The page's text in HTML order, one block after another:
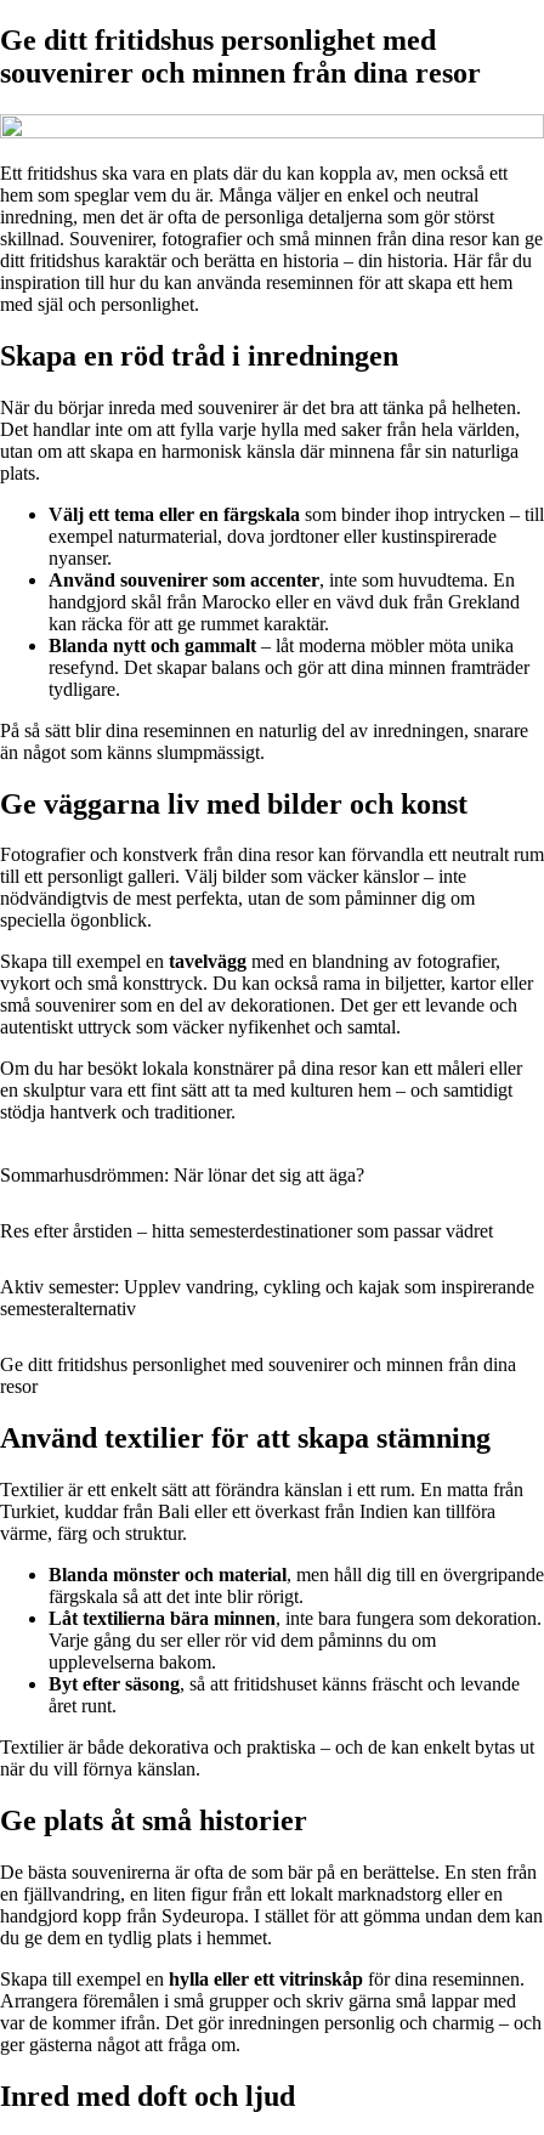
Ge ditt fritidshus personlighet med
souvenirer och minnen från dina resor
Ett fritidshus ska vara en plats där du kan koppla av, men också ett
hem som speglar vem du är. Många väljer en enkel och neutral
inredning, men det är ofta de personliga detaljerna som gör störst
skillnad. Souvenirer, fotografier och små minnen från dina resor kan ge
ditt fritidshus karaktär och berätta en historia – din historia. Här får du
inspiration till hur du kan använda reseminnen för att skapa ett hem
med själ och personlighet.
Skapa en röd tråd i inredningen
När du börjar inreda med souvenirer är det bra att tänka på helheten.
Det handlar inte om att fylla varje hylla med saker från hela världen,
utan om att skapa en harmonisk känsla där minnena får sin naturliga
plats.
Välj ett tema eller en färgskala som binder ihop intrycken – till
exempel naturmaterial, dova jordtoner eller kustinspirerade
nyanser.
Använd souvenirer som accenter, inte som huvudtema. En
handgjord skål från Marocko eller en vävd duk från Grekland
kan räcka för att ge rummet karaktär.
Blanda nytt och gammalt – låt moderna möbler möta unika
resefynd. Det skapar balans och gör att dina minnen framträder
tydligare.
På så sätt blir dina reseminnen en naturlig del av inredningen, snarare
än något som känns slumpmässigt.
Ge väggarna liv med bilder och konst
Fotografier och konstverk från dina resor kan förvandla ett neutralt rum
till ett personligt galleri. Välj bilder som väcker känslor – inte
nödvändigtvis de mest perfekta, utan de som påminner dig om
speciella ögonblick.
Skapa till exempel en tavelvägg med en blandning av fotografier,
vykort och små konsttryck. Du kan också rama in biljetter, kartor eller
små souvenirer som en del av dekorationen. Det ger ett levande och
autentiskt uttryck som väcker nyfikenhet och samtal.
Om du har besökt lokala konstnärer på dina resor kan ett måleri eller
en skulptur vara ett fint sätt att ta med kulturen hem – och samtidigt
stödja hantverk och traditioner.
Sommarhusdrömmen: När lönar det sig att äga?
Res efter årstiden – hitta semesterdestinationer som passar vädret
Aktiv semester: Upplev vandring, cykling och kajak som inspirerande
semesteralternativ
Ge ditt fritidshus personlighet med souvenirer och minnen från dina
resor
Använd textilier för att skapa stämning
Textilier är ett enkelt sätt att förändra känslan i ett rum. En matta från
Turkiet, kuddar från Bali eller ett överkast från Indien kan tillföra
värme, färg och struktur.
Blanda mönster och material, men håll dig till en övergripande
färgskala så att det inte blir rörigt.
Låt textilierna bära minnen, inte bara fungera som dekoration.
Varje gång du ser eller rör vid dem påminns du om
upplevelserna bakom.
Byt efter säsong, så att fritidshuset känns fräscht och levande
året runt.
Textilier är både dekorativa och praktiska – och de kan enkelt bytas ut
när du vill förnya känslan.
Ge plats åt små historier
De bästa souvenirerna är ofta de som bär på en berättelse. En sten från
en fjällvandring, en liten figur från ett lokalt marknadstorg eller en
handgjord kopp från Sydeuropa. I stället för att gömma undan dem kan
du ge dem en tydlig plats i hemmet.
Skapa till exempel en hylla eller ett vitrinskåp för dina reseminnen.
Arrangera föremålen i små grupper och skriv gärna små lappar med
var de kommer ifrån. Det gör inredningen personlig och charmig – och
ger gästerna något att fråga om.
Inred med doft och ljud